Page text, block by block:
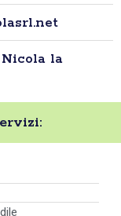
Nicola la